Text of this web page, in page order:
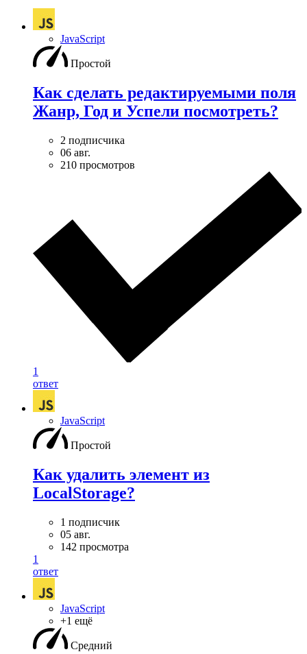
JavaScript
Простой
Как сделать редактируемыми поля
Жанр, Год и Успели посмотреть?
2 подписчика
06 авг.
210 просмотров
1
ответ
JavaScript
Простой
Как удалить элемент из
LocalStorage?
1 подписчик
05 авг.
142 просмотра
1
ответ
JavaScript
+1 ещё
Средний